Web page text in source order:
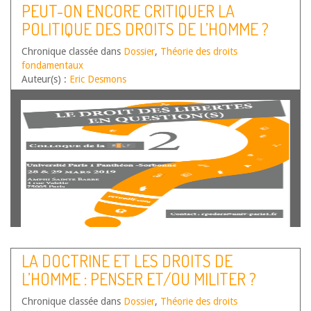
PEUT-ON ENCORE CRITIQUER LA
POLITIQUE DES DROITS DE L’HOMME ?
Chronique classée dans Dossier, Théorie des droits
fondamentaux
Auteur(s) : Eric Desmons
LA DOCTRINE ET LES DROITS DE
L’HOMME : PENSER ET/OU MILITER ?
Chronique classée dans Dossier, Théorie des droits